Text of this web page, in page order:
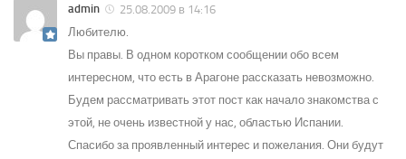
admin
25.08.2009 в 14:16
Любителю.
Вы правы. В одном коротком сообщении обо всем
интересном, что есть в Арагоне рассказать невозможно.
Будем рассматривать этот пост как начало знакомства с
этой, не очень известной у нас, областью Испании.
Спасибо за проявленный интерес и пожелания. Они будут